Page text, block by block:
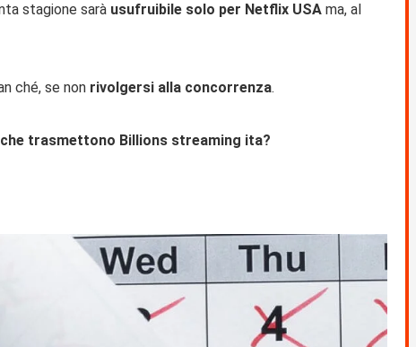
stagione sarà usufruibile solo per Netflix USA ma, al
ché, se non rivolgersi alla concorrenza.
trasmettono Billions streaming ita?